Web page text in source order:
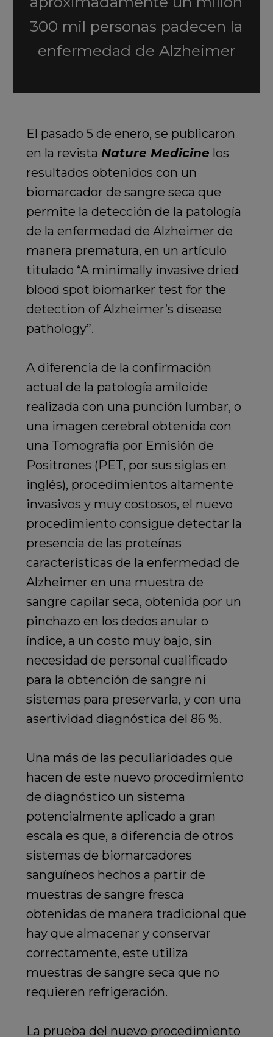
300 mil personas padecen la
enfermedad de Alzheimer
El pasado 5 de enero, se publicaron
en la revista Nature Medicine los
resultados obtenidos con un
biomarcador de sangre seca que
permite la detección de la patología
de la enfermedad de Alzheimer de
manera prematura, en un artículo
titulado “A minimally invasive dried
blood spot biomarker test for the
detection of Alzheimer’s disease
pathology”.
A diferencia de la confirmación
actual de la patología amiloide
realizada con una punción lumbar, o
una imagen cerebral obtenida con
una Tomografía por Emisión de
Positrones (PET, por sus siglas en
inglés), procedimientos altamente
invasivos y muy costosos, el nuevo
procedimiento consigue detectar la
presencia de las proteínas
características de la enfermedad de
Alzheimer en una muestra de
sangre capilar seca, obtenida por un
pinchazo en los dedos anular o
índice, a un costo muy bajo, sin
necesidad de personal cualificado
para la obtención de sangre ni
sistemas para preservarla, y con una
asertividad diagnóstica del 86 %.
Una más de las peculiaridades que
hacen de este nuevo procedimiento
de diagnóstico un sistema
potencialmente aplicado a gran
escala es que, a diferencia de otros
sistemas de biomarcadores
sanguíneos hechos a partir de
muestras de sangre fresca
obtenidas de manera tradicional que
hay que almacenar y conservar
correctamente, este utiliza
muestras de sangre seca que no
requieren refrigeración.
La prueba del nuevo procedimiento